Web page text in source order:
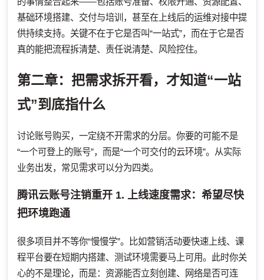
基础环境搭建、交付与培训，甚至在上线后的运维对接中提
供持续支持。关键不在于它是否叫“一站式”，而在于它是否
真的能把流程拆清楚、责任说清楚、风险控住。
第二章：把需求拆开看，才知道“一站
式”到底指什么
讨论账号购买，一定绕不开需求的分层。你要的可能不是
“一个可登上的账号”，而是“一个可交付的云环境”。从实际
业务出发，常见需求可以分为四类。
腾讯云账号注销重开 1. 上线速度需求：希望尽快
把环境跑通
很多项目并不等你“慢慢学”。比如营销活动要快速上线、课
程平台要在短期内搭建、测试环境需要马上可用。此时你关
心的不是理论，而是：资源能否立刻创建、网络是否可连